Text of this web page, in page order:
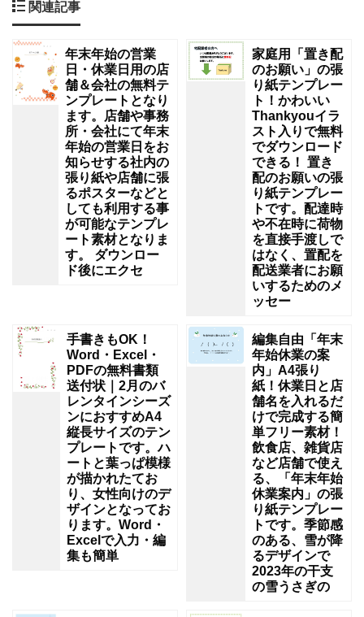
関連記事
年末年始の営業
日・休業日用の店
舗＆会社の無料テ
ンプレートとなり
ます。店舗や事務
所・会社にて年末
年始の営業日をお
知らせする社内の
張り紙や店舗に張
るポスターなどと
しても利用する事
が可能なテンプレ
ート素材となりま
す。 ダウンロー
ド後にエクセ
家庭用「置き配
のお願い」の張
り紙テンプレー
ト！かわいい
Thankyouイラ
スト入りで無料
でダウンロード
できる！ 置き
配のお願いの張
り紙テンプレー
トです。配達時
や不在時に荷物
を直接手渡しで
はなく、置配を
配送業者にお願
いするためのメ
ッセー
手書きもOK！
Word・Excel・
PDFの無料書類
送付状｜2月のバ
レンタインシーズ
ンにおすすめA4
縦長サイズのテン
プレートです。ハ
ートと葉っぱ模様
が描かれたてお
り、女性向けのデ
ザインとなってお
ります。Word・
Excelで入力・編
集も簡単
編集自由「年末
年始休業の案
内」A4張り
紙！休業日と店
舗名を入れるだ
けで完成する簡
単フリー素材！
飲食店、雑貨店
など店舗で使え
る、「年末年始
休業案内」の張
り紙テンプレー
トです。季節感
のある、雪が降
るデザインで
2023年の干支
の雪うさぎの